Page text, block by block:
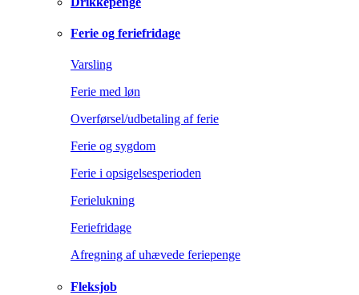
Ferie og feriefridage
Varsling
Ferie med løn
Overførsel/udbetaling af ferie
Ferie og sygdom
Ferie i opsigelsesperioden
Ferielukning
Feriefridage
Afregning af uhævede feriepenge
Fleksjob